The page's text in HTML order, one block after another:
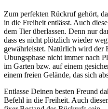
Zum perfekten Rückruf gehört,
in die Freiheit entlässt. Auch
dem Tier überlassen. Denn nur
dass es nicht plötzlich wieder
gewährleistet. Natürlich wird der
Übungsphase nicht immer nach
im Garten bzw. auf einem
einem freien Gelände, das sich
Entlasse Deinen besten Freund
Befehl in die Freiheit. Auch